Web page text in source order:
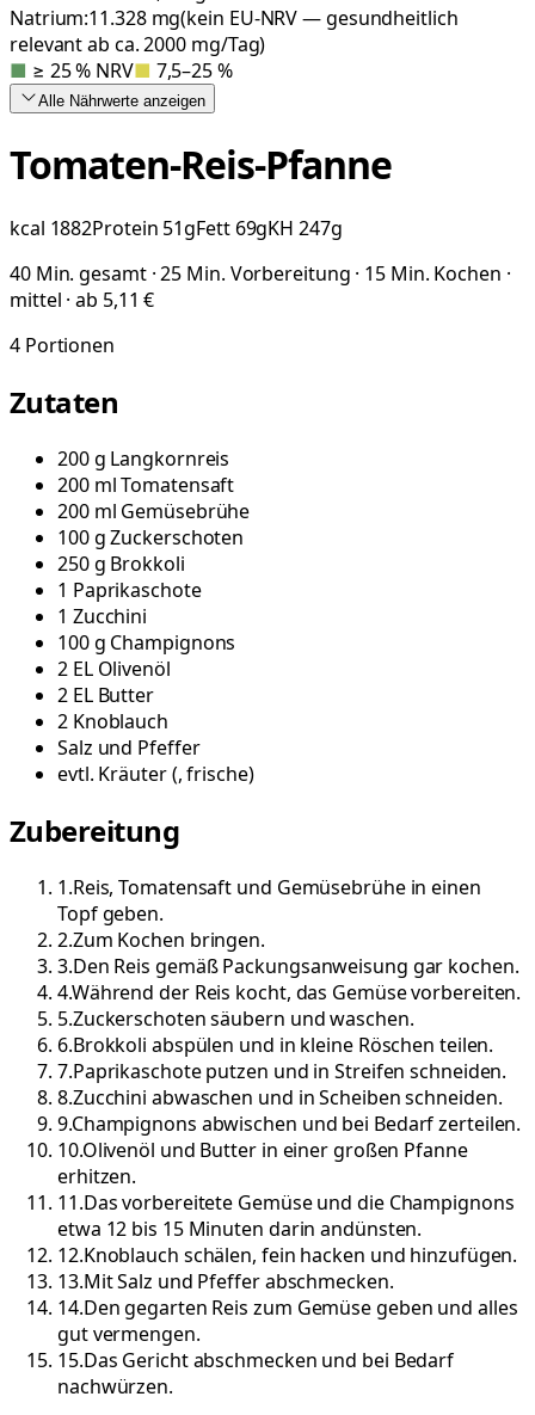
Natrium:11.328mg(kein EU-NRV — gesundheitlich
relevant ab ca. 2000 mg/Tag)
■ ≥ 25 % NRV■ 7,5–25 %
Alle Nährwerte anzeigen
Tomaten-Reis-Pfanne
kcal 1882Protein 51gFett 69gKH 247g
40 Min. gesamt · 25 Min. Vorbereitung · 15 Min. Kochen ·
mittel · ab 5,11 €
4 Portionen
Zutaten
200g Langkornreis
200 mlTomatensaft
200 ml Gemüsebrühe
100gZuckerschoten
250g Brokkoli
1 Paprikaschote
1 Zucchini
100g Champignons
2 EL Olivenöl
2 EL Butter
2 Knoblauch
Salz und Pfeffer
evtl. Kräuter(, frische)
Zubereitung
1.Reis, Tomatensaft und Gemüsebrühe in einen
Topf geben.
2.Zum Kochen bringen.
3.Den Reis gemäß Packungsanweisung gar kochen.
4.Während der Reis kocht, das Gemüse vorbereiten.
5.Zuckerschoten säubern und waschen.
6.Brokkoli abspülen und in kleine Röschen teilen.
7.Paprikaschote putzen und in Streifen schneiden.
8.Zucchini abwaschen und in Scheiben schneiden.
9.Champignons abwischen und bei Bedarf zerteilen.
10.Olivenöl und Butter in einer großen Pfanne
erhitzen.
11.Das vorbereitete Gemüse und die Champignons
etwa 12 bis 15 Minuten darin andünsten.
12.Knoblauch schälen, fein hacken und hinzufügen.
13.Mit Salz und Pfeffer abschmecken.
14.Den gegarten Reis zum Gemüse geben und alles
gut vermengen.
15.Das Gericht abschmecken und bei Bedarf
nachwürzen.